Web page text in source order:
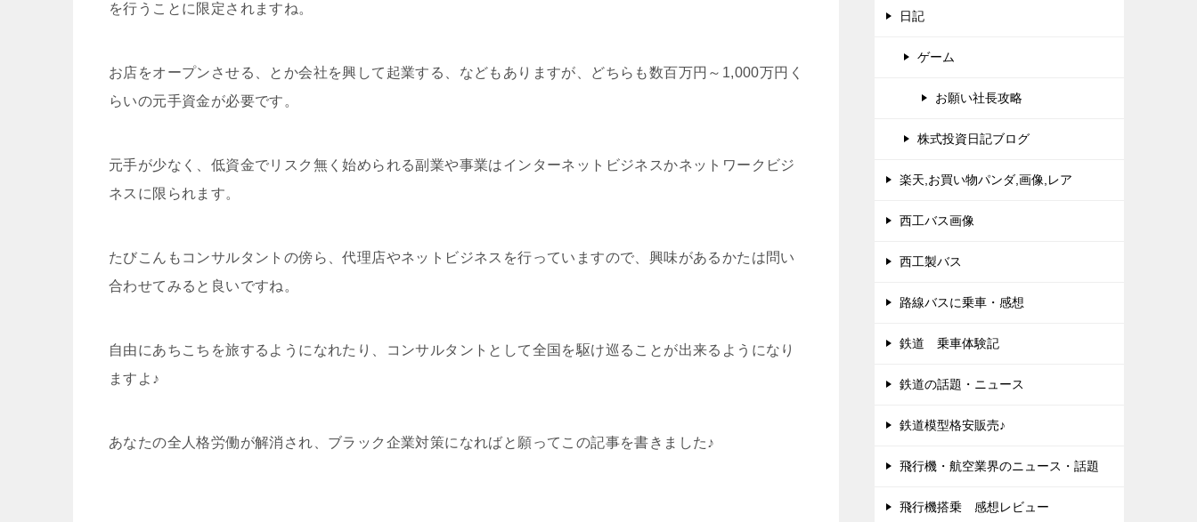
を行うことに限定されますね。
お店をオープンさせる、とか会社を興して起業する、などもありますが、どちらも数百万円～1,000万円く
らいの元手資金が必要です。
元手が少なく、低資金でリスク無く始められる副業や事業はインターネットビジネスかネットワークビジ
ネスに限られます。
たびこんもコンサルタントの傍ら、代理店やネットビジネスを行っていますので、興味があるかたは問い
合わせてみると良いですね。
自由にあちこちを旅するようになれたり、コンサルタントとして全国を駆け巡ることが出来るようになり
ますよ♪
あなたの全人格労働が解消され、ブラック企業対策になればと願ってこの記事を書きました♪
日記
ゲーム
お願い社長攻略
株式投資日記ブログ
楽天,お買い物パンダ,画像,レア
西工バス画像
西工製バス
路線バスに乗車・感想
鉄道 乗車体験記
鉄道の話題・ニュース
鉄道模型格安販売♪
飛行機・航空業界のニュース・話題
飛行機搭乗 感想レビュー